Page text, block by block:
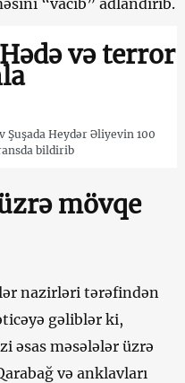
və terror
Heydər Əliyevin 100
bildirib
mövqe
nazirləri tərəfindən
gəliblər ki,
əsas məsələlər üzrə
və anklavları